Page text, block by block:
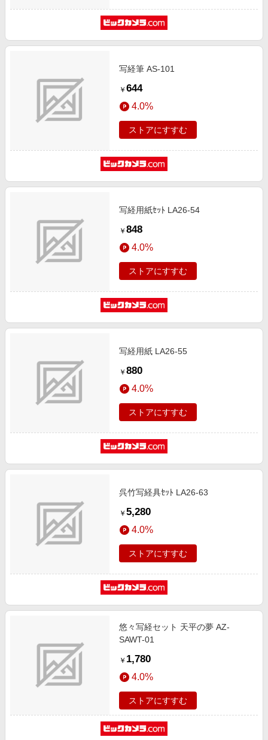
写経筆 AS-101
￥ 644
4.0%
ストアにすすむ
写経用紙ｾｯﾄ LA26-54
￥ 848
4.0%
ストアにすすむ
写経用紙 LA26-55
￥ 880
4.0%
ストアにすすむ
呉竹写経具ｾｯﾄ LA26-63
￥ 5,280
4.0%
ストアにすすむ
悠々写経セット 天平の夢 AZ-
SAWT-01
￥ 1,780
4.0%
ストアにすすむ